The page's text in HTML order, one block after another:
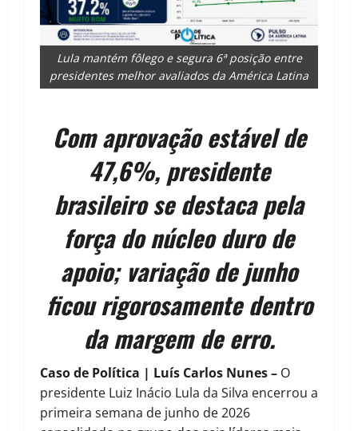
Lula mantém fôlego e segura 6ª posição entre
presidentes melhor avaliados da América Latina
Com aprovação estável de
47,6%, presidente
brasileiro se destaca pela
força do núcleo duro de
apoio; variação de junho
ficou rigorosamente dentro
da margem de erro.
Caso de Política | Luís Carlos Nunes – O
presidente Luiz Inácio Lula da Silva encerrou a
primeira semana de junho de 2026